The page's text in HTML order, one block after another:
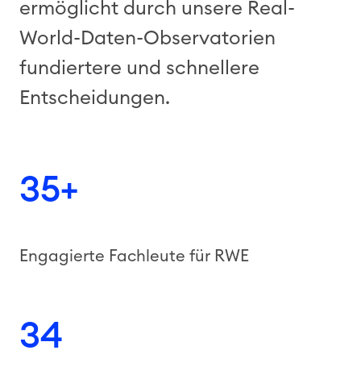
ermöglicht durch unsere Real-
World-Daten-Observatorien
fundiertere und schnellere
Entscheidungen.
35+
Engagierte Fachleute für RWE
34